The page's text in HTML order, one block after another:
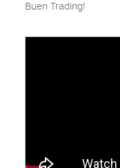
Buen Trading!